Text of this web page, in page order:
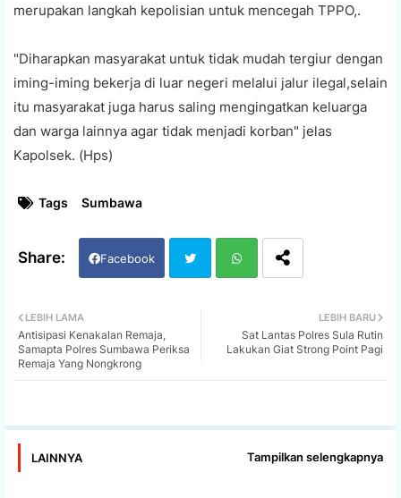
merupakan langkah kepolisian untuk mencegah TPPO,.
"Diharapkan masyarakat untuk tidak mudah tergiur dengan
iming-iming bekerja di luar negeri melalui jalur ilegal,selain
itu masyarakat juga harus saling mengingatkan keluarga
dan warga lainnya agar tidak menjadi korban" jelas
Kapolsek. (Hps)
Tags Sumbawa
Facebook
ats
LEBIH BARU
Sat Lantas Polres Sula Rutin
Lakukan Giat Strong Point Pagi
LEBIH LAMA
Antisipasi Kenakalan Remaja,
Samapta Polres Sumbawa Periksa
Remaja Yang Nongkrong
LAINNYA Tampilkan selengkapnya